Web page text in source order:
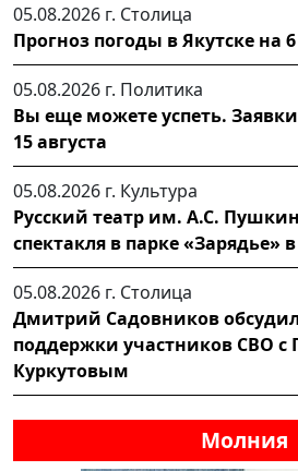
05.08.2026 г. Столица
Прогноз погоды в Якутске на 6
05.08.2026 г. Политика
Вы еще можете успеть.
15 августа
05.08.2026 г. Культура
Русский театр им. А.С.
спектакля в парке «Зарядье»
05.08.2026 г. Столица
Дмитрий Садовников
поддержки участников СВО с
Куркутовым
Молния